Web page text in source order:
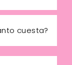
cuesta?